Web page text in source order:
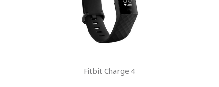
Fitbit Charge 4